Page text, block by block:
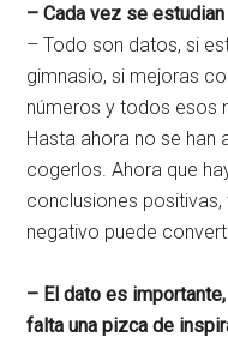
– Cada vez se
– Todo son datos, si
gimnasio, si mejoras
números y todos esos
Hasta ahora no se han
cogerlos. Ahora que
conclusiones
negativo puede
– El dato es
falta una pizca de